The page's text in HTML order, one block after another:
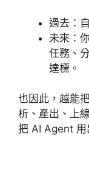
過去：
未來：
任務、
達標。
也因此，越能
析、產出、上
把 AI Agent 用